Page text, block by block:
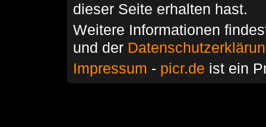
dieser Seite erhalten hast.
Weitere Informationen
und der
Impressum - picr.de ist ein